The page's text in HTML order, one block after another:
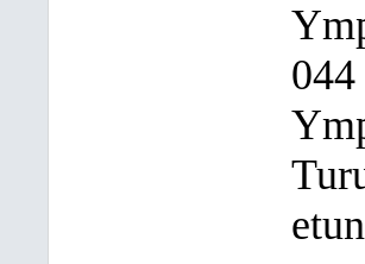
044